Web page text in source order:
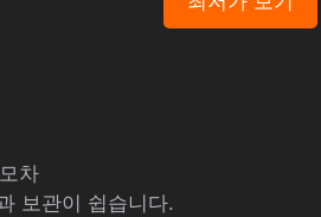
차
보관이 쉽습니다.